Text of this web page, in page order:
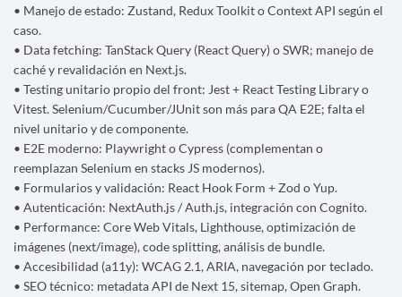
• Manejo de estado: Zustand, Redux Toolkit o Context API según el
caso.
• Data fetching: TanStack Query (React Query) o SWR; manejo de
caché y revalidación en Next.js.
• Testing unitario propio del front: Jest + React Testing Library o
Vitest. Selenium/Cucumber/JUnit son más para QA E2E; falta el
nivel unitario y de componente.
• E2E moderno: Playwright o Cypress (complementan o
reemplazan Selenium en stacks JS modernos).
• Formularios y validación: React Hook Form + Zod o Yup.
• Autenticación: NextAuth.js / Auth.js, integración con Cognito.
• Performance: Core Web Vitals, Lighthouse, optimización de
imágenes (next/image), code splitting, análisis de bundle.
• Accesibilidad (a11y): WCAG 2.1, ARIA, navegación por teclado.
• SEO técnico: metadata API de Next 15, sitemap, Open Graph.